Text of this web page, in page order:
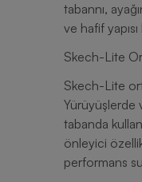
tabannı,
ve hafif
Skech-Lite
Skech-Lite
Yürüyüşlerde
tabanda
önleyici
performans